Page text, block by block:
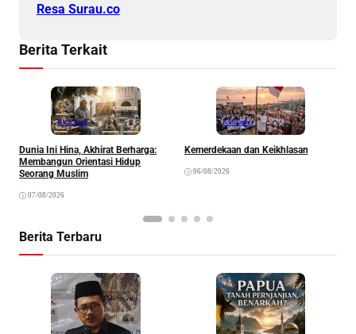
Resa Surau.co
Berita Terkait
Khazanah
Dunia Ini Hina, Akhirat Berharga:
Membangun Orientasi Hidup
Seorang Muslim
07/08/2026
Khazanah
Kemerdekaan dan Keikhlasan
06/08/2026
Berita Terbaru